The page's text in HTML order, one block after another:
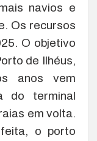
navios e
Os recursos
O objetivo
de Ilhéus,
anos vem
do terminal
em volta.
o porto